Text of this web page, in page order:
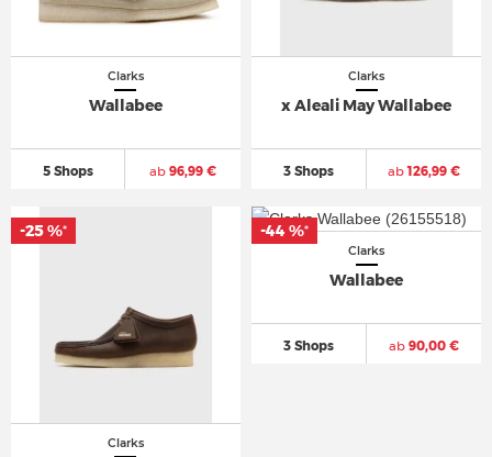
Clarks
Wallabee
5 Shops ab96,99 €
Clarks
x Aleali May Wallabee
3 Shops ab126,99 €
Clarks
-25 %*
-25 %*
Clarks
Wallabee
3 Shops ab90,00 €
-44 %*
-44 %*